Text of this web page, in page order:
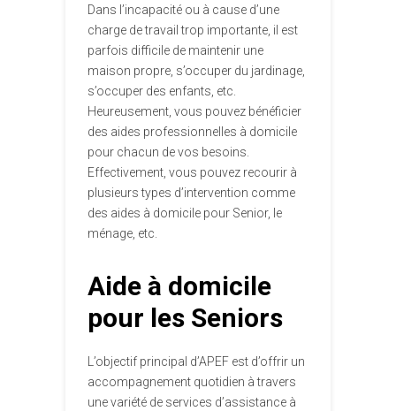
Dans l’incapacité ou à cause d’une
charge de travail trop importante, il est
parfois difficile de maintenir une
maison propre, s’occuper du jardinage,
s’occuper des enfants, etc.
Heureusement, vous pouvez bénéficier
des aides professionnelles à domicile
pour chacun de vos besoins.
Effectivement, vous pouvez recourir à
plusieurs types d’intervention comme
des aides à domicile pour Senior, le
ménage, etc.
Aide à domicile
pour les Seniors
L’objectif principal d’APEF est d’offrir un
accompagnement quotidien à travers
une variété de services d’assistance à